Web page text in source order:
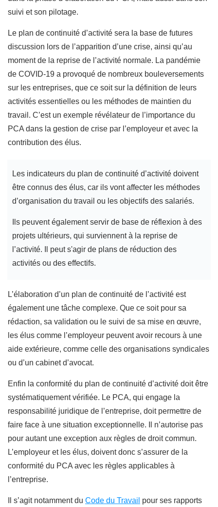
suivi et son pilotage.
Le plan de continuité d’activité sera la base de futures
discussion lors de l’apparition d’une crise, ainsi qu’au
moment de la reprise de l’activité normale. La pandémie
de COVID-19 a provoqué de nombreux bouleversements
sur les entreprises, que ce soit sur la définition de leurs
activités essentielles ou les méthodes de maintien du
travail. C’est un exemple révélateur de l’importance du
PCA dans la gestion de crise par l’employeur et avec la
contribution des élus.
Les indicateurs du plan de continuité d’activité doivent
être connus des élus, car ils vont affecter les méthodes
d’organisation du travail ou les objectifs des salariés.
Ils peuvent également servir de base de réflexion à des
projets ultérieurs, qui surviennent à la reprise de
l’activité. Il peut s'agir de plans de réduction des
activités ou des effectifs.
L’élaboration d’un plan de continuité de l’activité est
également une tâche complexe. Que ce soit pour sa
rédaction, sa validation ou le suivi de sa mise en œuvre,
les élus comme l’employeur peuvent avoir recours à une
aide extérieure, comme celle des organisations syndicales
ou d’un cabinet d’avocat.
Enfin la conformité du plan de continuité d’activité doit être
systématiquement vérifiée. Le PCA, qui engage la
responsabilité juridique de l’entreprise, doit permettre de
faire face à une situation exceptionnelle. Il n’autorise pas
pour autant une exception aux règles de droit commun.
L’employeur et les élus, doivent donc s’assurer de la
conformité du PCA avec les règles applicables à
l’entreprise.
Il s’agit notamment du Code du Travail pour ses rapports